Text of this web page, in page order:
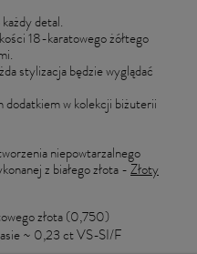
detal.
18-karatowego żółtego
stylizacja będzie wyglądać
dodatkiem w kolekcji biżuterii
niepowtarzalnego
z białego złota - Złoty
złota (0,750)
~ 0,23 ct VS-SI/F